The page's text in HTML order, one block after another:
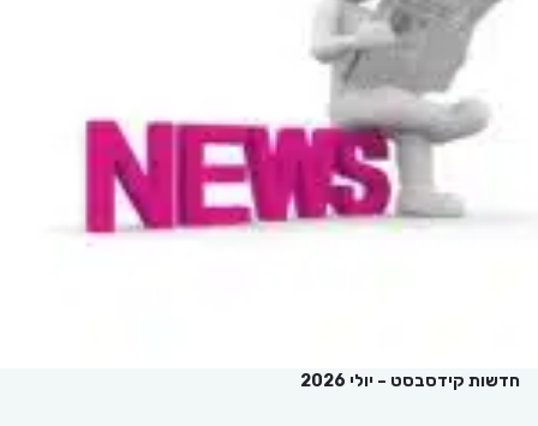
חדשות קידסבסט – יולי 2026